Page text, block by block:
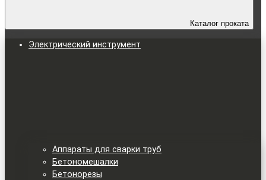
Каталог проката
Электрический инструмент
Аппараты для сварки труб
Бетономешалки
Бетонорезы